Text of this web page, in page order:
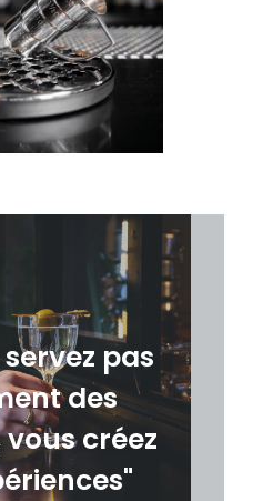
pas
des
créez